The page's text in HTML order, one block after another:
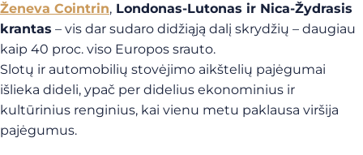
Ženeva Cointrin, Londonas-Lutonas ir Nica-Žydrasis
krantas – vis dar sudaro didžiąją dalį skrydžių – daugiau
kaip 40 proc. viso Europos srauto.
Slotų ir automobilių stovėjimo aikštelių pajėgumai
išlieka dideli, ypač per didelius ekonominius ir
kultūrinius renginius, kai vienu metu paklausa viršija
pajėgumus.